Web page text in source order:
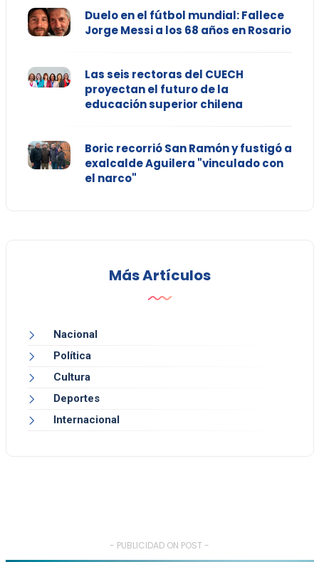
Duelo en el fútbol mundial: Fallece
Jorge Messi a los 68 años en Rosario
Las seis rectoras del CUECH
proyectan el futuro de la
educación superior chilena
Boric recorrió San Ramón y fustigó a
exalcalde Aguilera "vinculado con
el narco"
Más Artículos
Nacional
Política
Cultura
Deportes
Internacional
- PUBLICIDAD ON POST -